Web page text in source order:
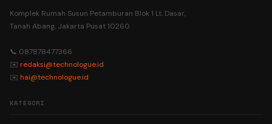
Komplek Rumah Susun Petamburan Blok 1 Lt. Dasar,
Tanah Abang, Jakarta Pusat 10260
📞 087878477366
✉️ redaksi@technologue.id
✉️ hai@technologue.id
KATEGORI